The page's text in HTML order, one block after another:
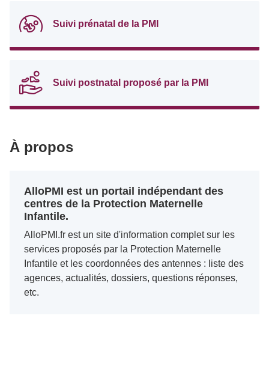
Suivi prénatal de la PMI
Suivi postnatal proposé par la PMI
À propos
AlloPMI est un portail indépendant des
centres de la Protection Maternelle
Infantile.
AlloPMI.fr est un site d'information complet sur les
services proposés par la Protection Maternelle
Infantile et les coordonnées des antennes : liste des
agences, actualités, dossiers, questions réponses,
etc.